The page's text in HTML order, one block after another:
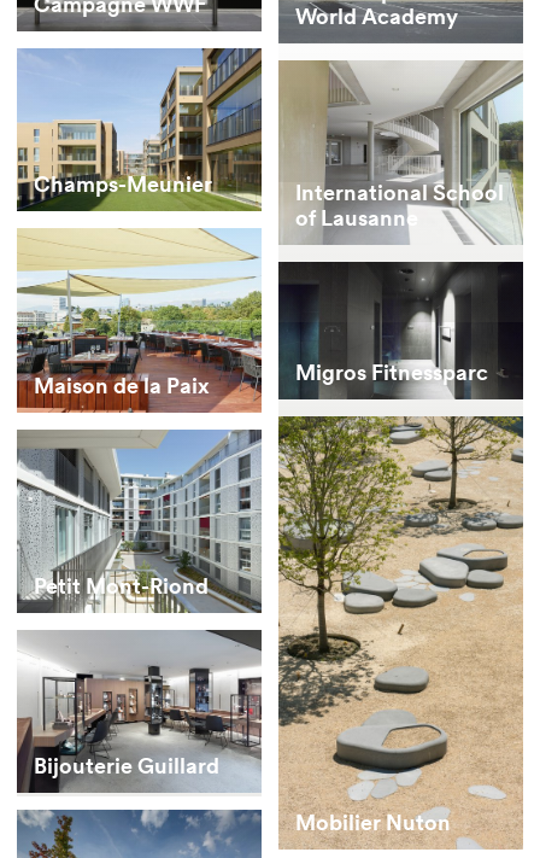
World Academy
Champs-Meunier
International School
of Lausanne
Maison de la Paix Migros Fitnessparc
Mobilier Nuton
Petit Mont-Riond
Bijouterie Guillard